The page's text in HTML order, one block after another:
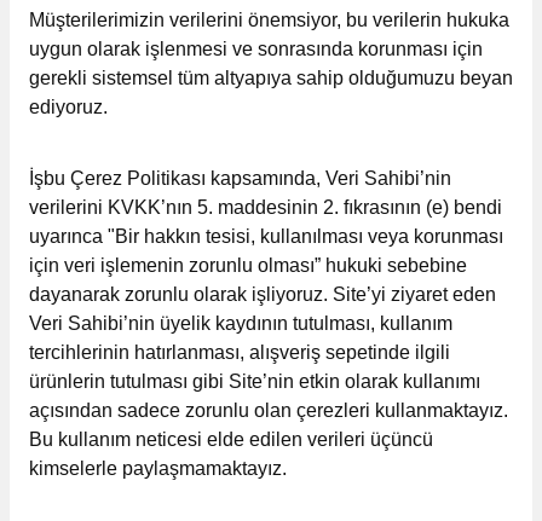
Müşterilerimizin verilerini önemsiyor, bu verilerin hukuka
uygun olarak işlenmesi ve sonrasında korunması için
gerekli sistemsel tüm altyapıya sahip olduğumuzu beyan
ediyoruz.
İşbu Çerez Politikası kapsamında, Veri Sahibi’nin
verilerini KVKK’nın 5. maddesinin 2. fıkrasının (e) bendi
uyarınca "Bir hakkın tesisi, kullanılması veya korunması
için veri işlemenin zorunlu olması” hukuki sebebine
dayanarak zorunlu olarak işliyoruz. Site’yi ziyaret eden
Veri Sahibi’nin üyelik kaydının tutulması, kullanım
tercihlerinin hatırlanması, alışveriş sepetinde ilgili
ürünlerin tutulması gibi Site’nin etkin olarak kullanımı
açısından sadece zorunlu olan çerezleri kullanmaktayız.
Bu kullanım neticesi elde edilen verileri üçüncü
kimselerle paylaşmamaktayız.